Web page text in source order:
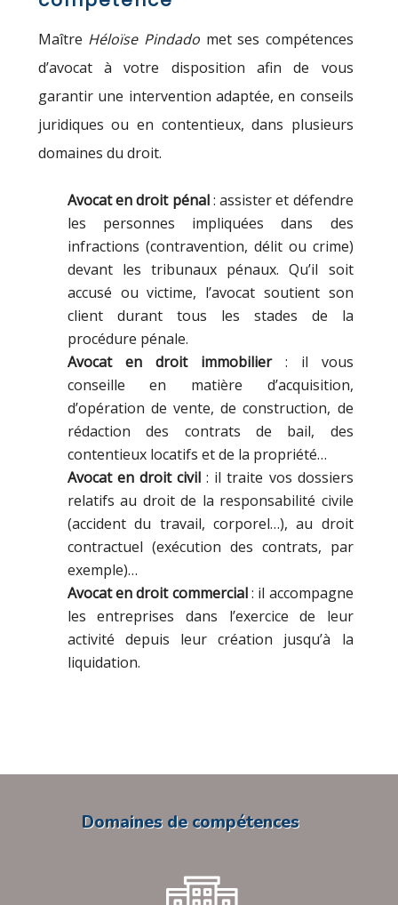
Maître Héloïse Pindadomet ses compétences
d’avocat à votre disposition afin de vous
garantir une intervention adaptée, en conseils
juridiques ou en contentieux, dans plusieurs
domaines du droit.
Avocat en droit pénal: assister et défendre
les personnes impliquées dans des
infractions (contravention, délit ou crime)
devant les tribunaux pénaux. Qu’il soit
accusé ou victime, l’avocat soutient son
client durant tous les stades de la
procédure pénale.
Avocat en droit immobilier: il vous
conseille en matière d’acquisition,
d’opération de vente, de construction, de
rédaction des contrats de bail, des
contentieux locatifs et de la propriété…
Avocat en droit civil: il traite vos dossiers
relatifs au droit de la responsabilité civile
(accident du travail, corporel…), au droit
contractuel (exécution des contrats, par
exemple)…
Avocat en droit commercial: il accompagne
les entreprises dans l’exercice de leur
activité depuis leur création jusqu’à la
liquidation.
Domaines de compétences